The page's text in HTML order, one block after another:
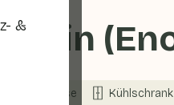
&
Gemüse Kühlschrank